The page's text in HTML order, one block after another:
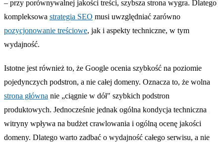
– przy porównywalnej jakości treści, szybsza strona wygra. Dlatego
kompleksowa strategia SEO musi uwzględniać zarówno
pozycjonowanie treściowe, jak i aspekty techniczne, w tym
wydajność.
Istotne jest również to, że Google ocenia szybkość na poziomie
pojedynczych podstron, a nie całej domeny. Oznacza to, że wolna
strona główna nie „ciągnie w dół" szybkich podstron
produktowych. Jednocześnie jednak ogólna kondycja techniczna
witryny wpływa na budżet crawlowania i ogólną ocenę jakości
domeny. Dlatego warto zadbać o wydajność całego serwisu, a nie